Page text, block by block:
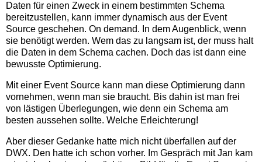
Daten für einen Zweck in einem bestimmten Schema
bereitzustellen, kann immer dynamisch aus der Event
Source geschehen. On demand. In dem Augenblick, wenn
sie benötigt werden. Wem das zu langsam ist, der muss halt
die Daten in dem Schema cachen. Doch das ist dann eine
bewusste Optimierung.
Mit einer Event Source kann man diese Optimierung dann
vornehmen, wenn man sie braucht. Bis dahin ist man frei
von lästigen Überlegungen, wie denn ein Schema am
besten aussehen sollte. Welche Erleichterung!
Aber dieser Gedanke hatte mich nicht überfallen auf der
DWX. Den hatte ich schon vorher. Im Gespräch mit Jan kam